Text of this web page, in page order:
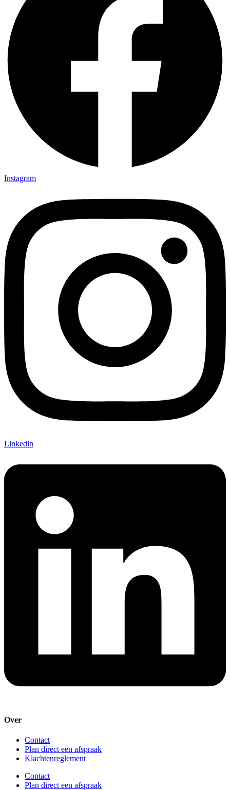
Instagram
Linkedin
Over
Contact
Plan direct een afspraak
Klachtenreglement
Contact
Plan direct een afspraak